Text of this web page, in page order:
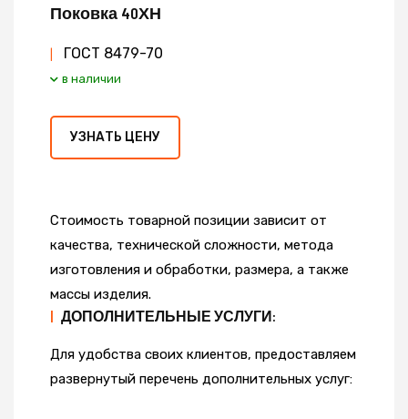
Поковка 40ХН
ГОСТ 8479-70
в наличии
УЗНАТЬ ЦЕНУ
Стоимость товарной позиции зависит от
качества, технической сложности, метода
изготовления и обработки, размера, а также
массы изделия.
| ДОПОЛНИТЕЛЬНЫЕ УСЛУГИ:
Для удобства своих клиентов, предоставляем
развернутый перечень дополнительных услуг: